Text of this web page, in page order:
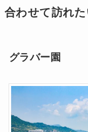
合わせて訪れ
グラバー園